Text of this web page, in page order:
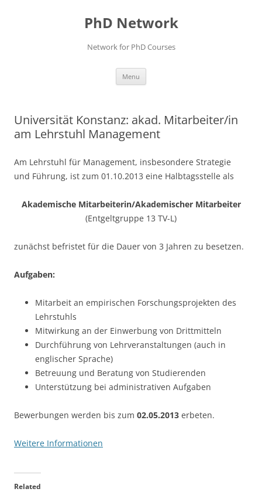
PhD Network
Network for PhD Courses
Menu
Universität Konstanz: akad. Mitarbeiter/in
am Lehrstuhl Management
Am Lehrstuhl für Management, insbesondere Strategie
und Führung, ist zum 01.10.2013 eine Halbtagsstelle als
Akademische Mitarbeiterin/Akademischer Mitarbeiter
(Entgeltgruppe 13 TV-L)
zunächst befristet für die Dauer von 3 Jahren zu besetzen.
Aufgaben:
Mitarbeit an empirischen Forschungsprojekten des
Lehrstuhls
Mitwirkung an der Einwerbung von Drittmitteln
Durchführung von Lehrveranstaltungen (auch in
englischer Sprache)
Betreuung und Beratung von Studierenden
Unterstützung bei administrativen Aufgaben
Bewerbungen werden bis zum 02.05.2013 erbeten.
Weitere Informationen
Related